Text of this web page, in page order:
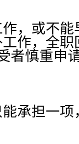
，或不能
作，全
者慎重申请
承担一项